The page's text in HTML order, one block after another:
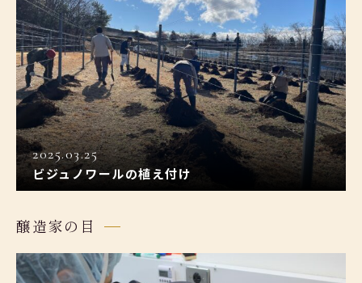
2025.03.25
ビジュノワールの植え付け
醸造家の目